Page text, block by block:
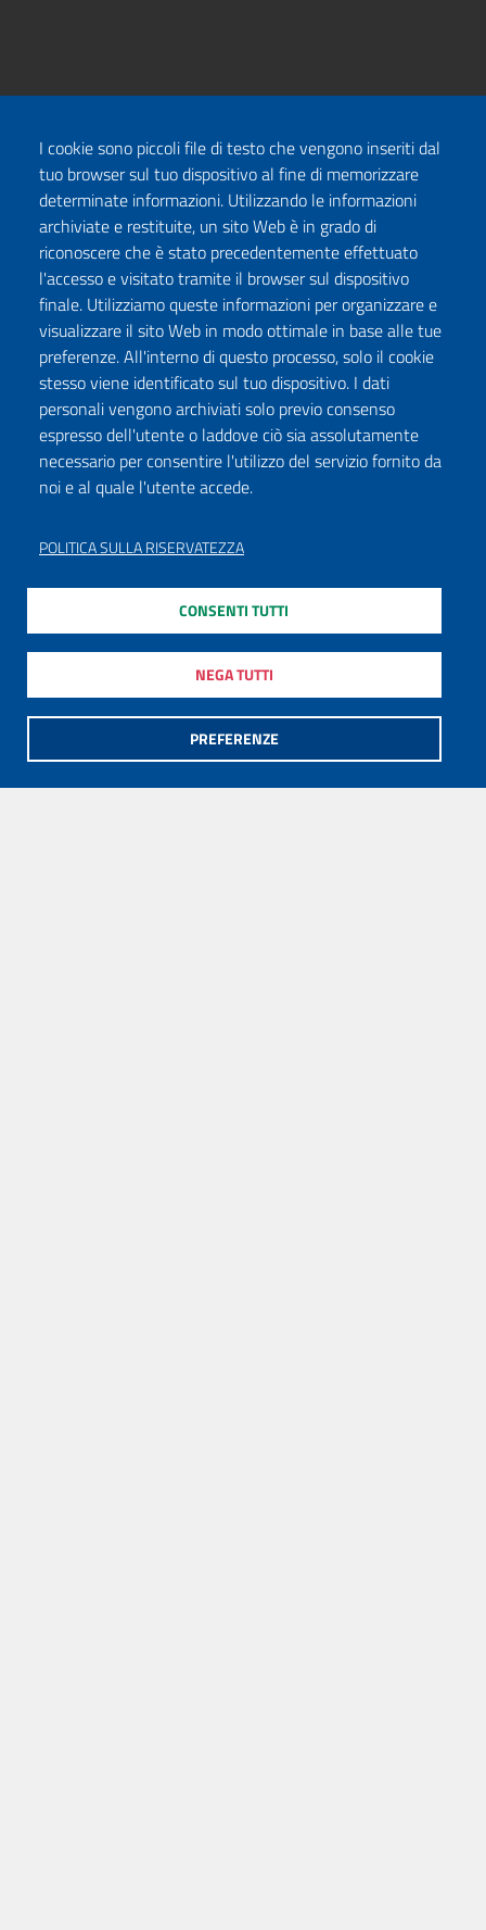
I cookie sono piccoli file di testo che vengono inseriti dal
tuo browser sul tuo dispositivo al fine di memorizzare
determinate informazioni. Utilizzando le informazioni
archiviate e restituite, un sito Web è in grado di
riconoscere che è stato precedentemente effettuato
l'accesso e visitato tramite il browser sul dispositivo
finale. Utilizziamo queste informazioni per organizzare e
visualizzare il sito Web in modo ottimale in base alle tue
preferenze. All'interno di questo processo, solo il cookie
stesso viene identificato sul tuo dispositivo. I dati
personali vengono archiviati solo previo consenso
espresso dell'utente o laddove ciò sia assolutamente
necessario per consentire l'utilizzo del servizio fornito da
noi e al quale l'utente accede.
POLITICA SULLA RISERVATEZZA
PREFERENZE
NEGA TUTTI
CONSENTI TUTTI